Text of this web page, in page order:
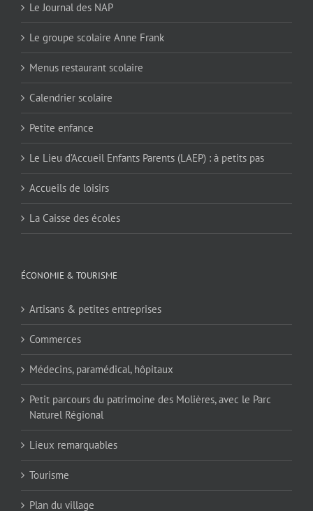
Le Journal des NAP
Le groupe scolaire Anne Frank
Menus restaurant scolaire
Calendrier scolaire
Petite enfance
Le Lieu d’Accueil Enfants Parents (LAEP) : à petits pas
Accueils de loisirs
La Caisse des écoles
ÉCONOMIE & TOURISME
Artisans & petites entreprises
Commerces
Médecins, paramédical, hôpitaux
Petit parcours du patrimoine des Molières, avec le Parc
Naturel Régional
Lieux remarquables
Tourisme
Plan du village